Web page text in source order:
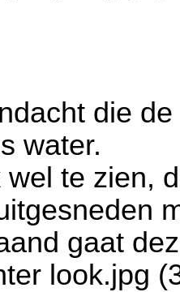
die
water.
wel te zien,
gaat
look.jpg